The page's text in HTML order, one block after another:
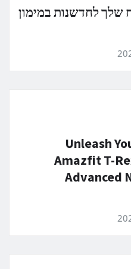
לחדשנות במימון
Unleash
Amazfit T-
Advanced